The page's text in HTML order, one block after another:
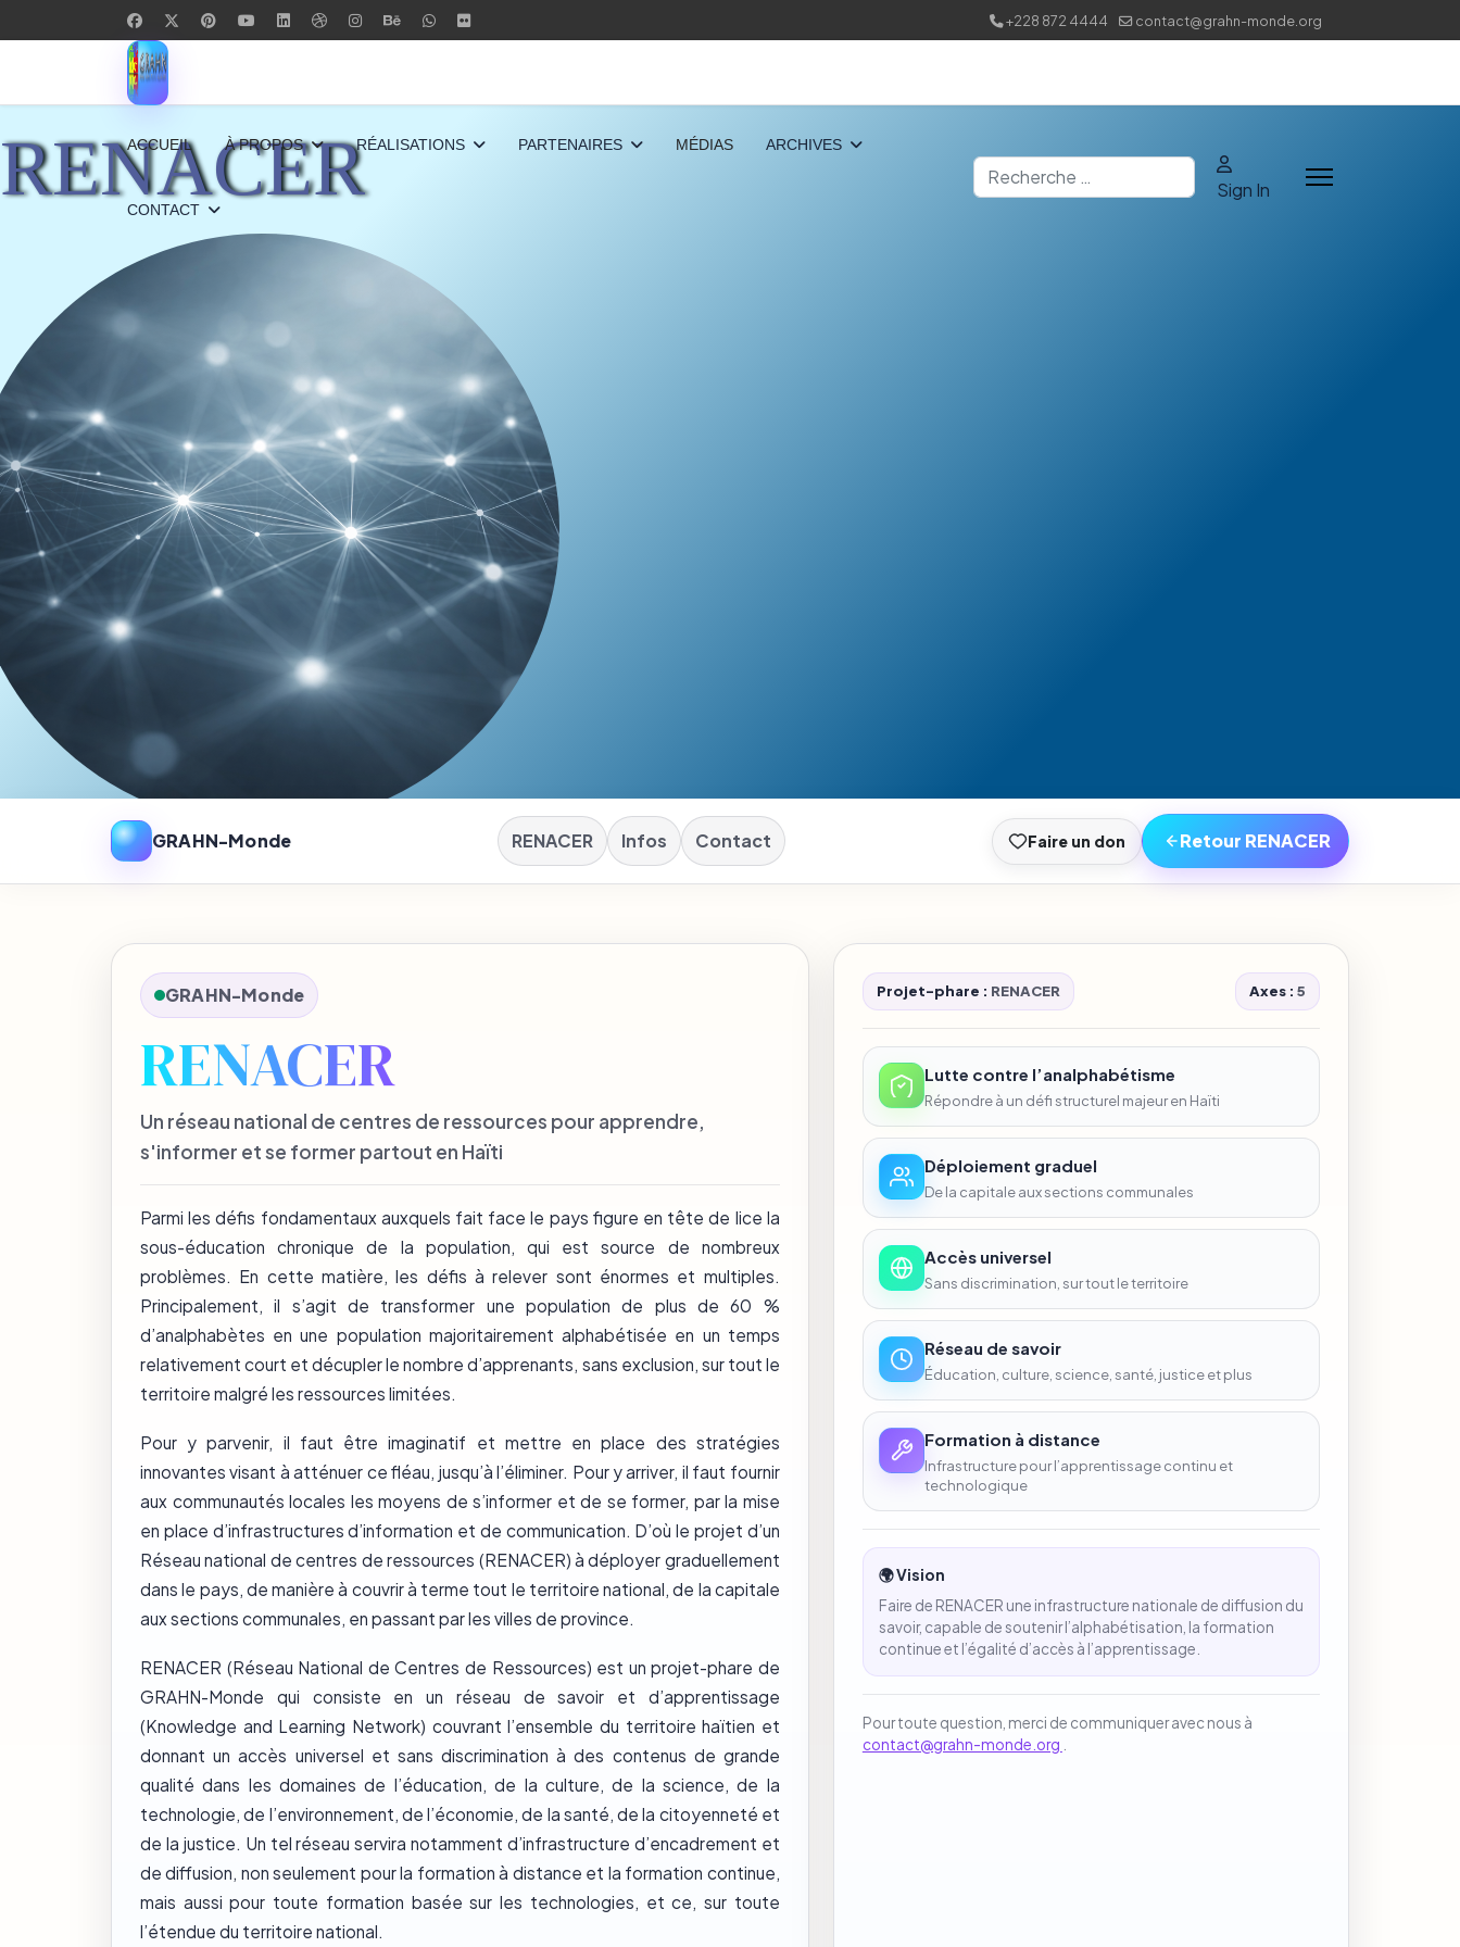
+228 872 4444 contact@grahn-monde.org
ACCUEIL À PROPOS RÉALISATIONS PARTENAIRES MÉDIAS ARCHIVES
CONTACT
Rechercher
Sign In
RENACER
GRAHN-Monde RENACER Infos Contact Faire un don Retour RENACER
GRAHN-Monde
RENACER
Un réseau national de centres de ressources pour apprendre,
s'informer et se former partout en Haïti
Parmi les défis fondamentaux auxquels fait face le pays figure en tête de lice la
sous-éducation chronique de la population, qui est source de nombreux
problèmes. En cette matière, les défis à relever sont énormes et multiples.
Principalement, il s’agit de transformer une population de plus de 60 %
d’analphabètes en une population majoritairement alphabétisée en un temps
relativement court et décupler le nombre d’apprenants, sans exclusion, sur tout le
territoire malgré les ressources limitées.
Pour y parvenir, il faut être imaginatif et mettre en place des stratégies
innovantes visant à atténuer ce fléau, jusqu’à l’éliminer. Pour y arriver, il faut fournir
aux communautés locales les moyens de s’informer et de se former, par la mise
en place d’infrastructures d’information et de communication. D’où le projet d’un
Réseau national de centres de ressources (RENACER) à déployer graduellement
dans le pays, de manière à couvrir à terme tout le territoire national, de la capitale
aux sections communales, en passant par les villes de province.
RENACER (Réseau National de Centres de Ressources) est un projet-phare de
GRAHN-Monde qui consiste en un réseau de savoir et d’apprentissage
(Knowledge and Learning Network) couvrant l’ensemble du territoire haïtien et
donnant un accès universel et sans discrimination à des contenus de grande
qualité dans les domaines de l’éducation, de la culture, de la science, de la
technologie, de l’environnement, de l’économie, de la santé, de la citoyenneté et
de la justice. Un tel réseau servira notamment d’infrastructure d’encadrement et
de diffusion, non seulement pour la formation à distance et la formation continue,
mais aussi pour toute formation basée sur les technologies, et ce, sur toute
l’étendue du territoire national.
Projet-phare : RENACER Axes : 5
Lutte contre l’analphabétisme
Répondre à un défi structurel majeur en Haïti
Déploiement graduel
De la capitale aux sections communales
Accès universel
Sans discrimination, sur tout le territoire
Réseau de savoir
Éducation, culture, science, santé, justice et plus
Formation à distance
Infrastructure pour l’apprentissage continu et
technologique
🌍 Vision
Faire de RENACER une infrastructure nationale de diffusion du
savoir, capable de soutenir l’alphabétisation, la formation
continue et l’égalité d’accès à l’apprentissage.
Pour toute question, merci de communiquer avec nous à
contact@grahn-monde.org